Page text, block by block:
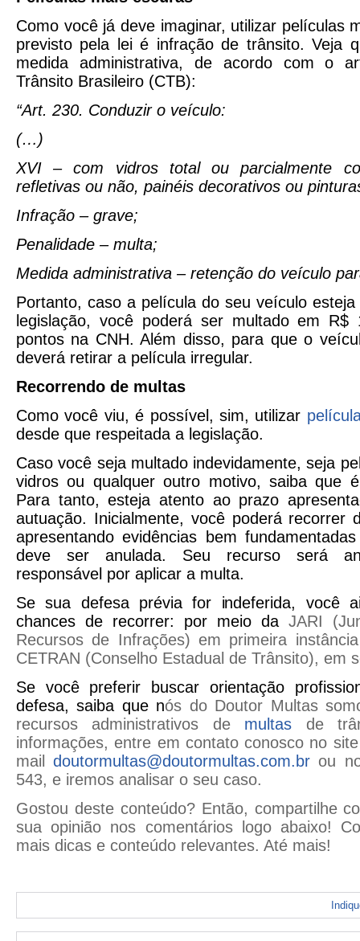
Como você já deve imaginar, utilizar películas
previsto pela lei é infração de trânsito. Veja
medida administrativa, de acordo com o
Trânsito Brasileiro (CTB):
“Art. 230. Conduzir o veículo:
(…)
XVI – com vidros total ou parcialmente
refletivas ou não, painéis decorativos ou
Infração – grave;
Penalidade – multa;
Medida administrativa – retenção do veículo
Portanto, caso a película do seu veículo
legislação, você poderá ser multado em R$
pontos na CNH. Além disso, para que o
deverá retirar a película irregular.
Recorrendo de multas
Como você viu, é possível, sim, utilizar
desde que respeitada a legislação.
Caso você seja multado indevidamente, seja
vidros ou qualquer outro motivo, saiba que
Para tanto, esteja atento ao prazo
autuação. Inicialmente, você poderá recorrer
apresentando evidências bem
deve ser anulada. Seu recurso será
responsável por aplicar a multa.
Se sua defesa prévia for indeferida, você
chances de recorrer: por meio da JARI
Recursos de Infrações) em primeira
CETRAN (Conselho Estadual de Trânsito), em
Se você preferir buscar orientação
defesa, saiba que nós do Doutor Multas
recursos administrativos de multas de
informações, entre em contato conosco no
maildoutormultas@doutormultas.com.br ou
543, e iremos analisar o seu caso.
Gostou deste conteúdo? Então, compartilhe
sua opinião nos comentários logo abaixo!
mais dicas e conteúdo relevantes. Até mais!